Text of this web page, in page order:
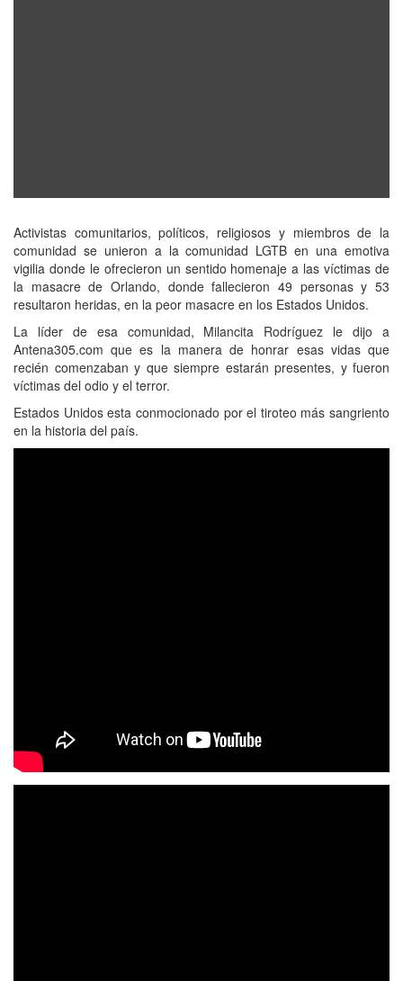
Activistas comunitarios, políticos, religiosos y miembros de la
comunidad se unieron a la comunidad LGTB en una emotiva
vigilia donde le ofrecieron un sentido homenaje a las víctimas de
la masacre de Orlando, donde fallecieron 49 personas y 53
resultaron heridas, en la peor masacre en los Estados Unidos.
La líder de esa comunidad, Milancita Rodríguez le dijo a
Antena305.com que es la manera de honrar esas vidas que
recién comenzaban y que siempre estarán presentes, y fueron
víctimas del odio y el terror.
Estados Unidos esta conmocionado por el tiroteo más sangriento
en la historia del país.